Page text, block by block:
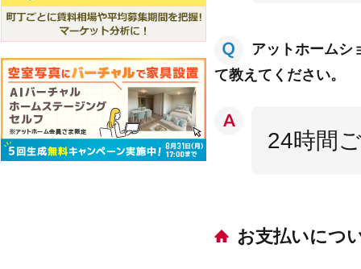
アットホームシ
て教えてください。
24時間
お支払いにつ